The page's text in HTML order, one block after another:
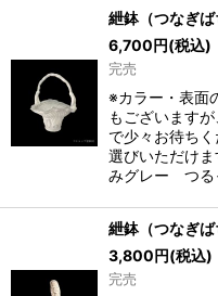
紲鉢（つなぎ
6,700円(税込)
完売
※カラー・表面
もございます
で少々お待ち
選びいただけ
みグレー つる
紲鉢（つなぎ
3,800円(税込)
完売